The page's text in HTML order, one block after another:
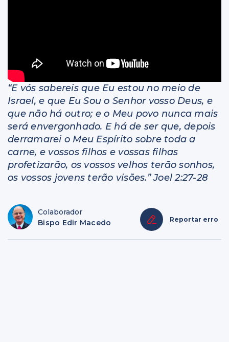
“E vós sabereis que Eu estou no meio de
Israel, e que Eu Sou o Senhor vosso Deus, e
que não há outro; e o Meu povo nunca mais
será envergonhado. E há de ser que, depois
derramarei o Meu Espírito sobre toda a
carne, e vossos filhos e vossas filhas
profetizarão, os vossos velhos terão sonhos,
os vossos jovens terão visões.” Joel 2:27-28
Colaborador
Bispo Edir Macedo
Reportar erro